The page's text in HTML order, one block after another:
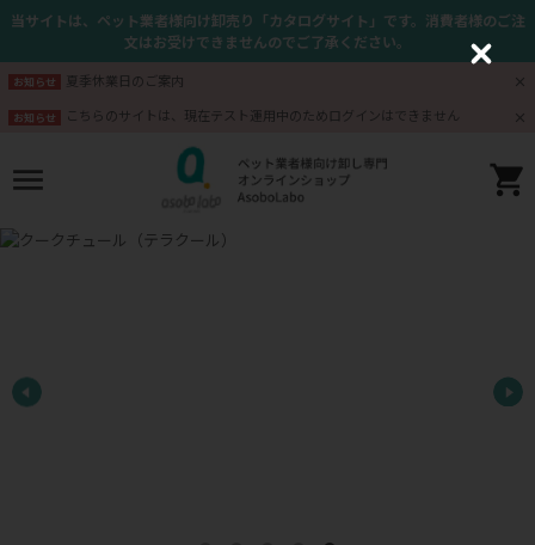
当サイトは、ペット業者様向け卸売り「カタログサイト」です。消費者様のご注
文はお受けできませんのでご了承ください。
お知らせ 夏季休業日のご案内
お知らせ こちらのサイトは、現在テスト運用中のためログインはできません
C